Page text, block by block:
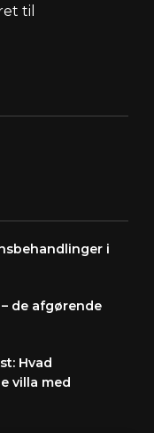
til
i
de afgørende
Hvad
villa med